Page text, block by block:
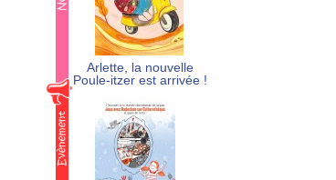
Arlette, la nouvelle
Poule-itzer est arrivée !